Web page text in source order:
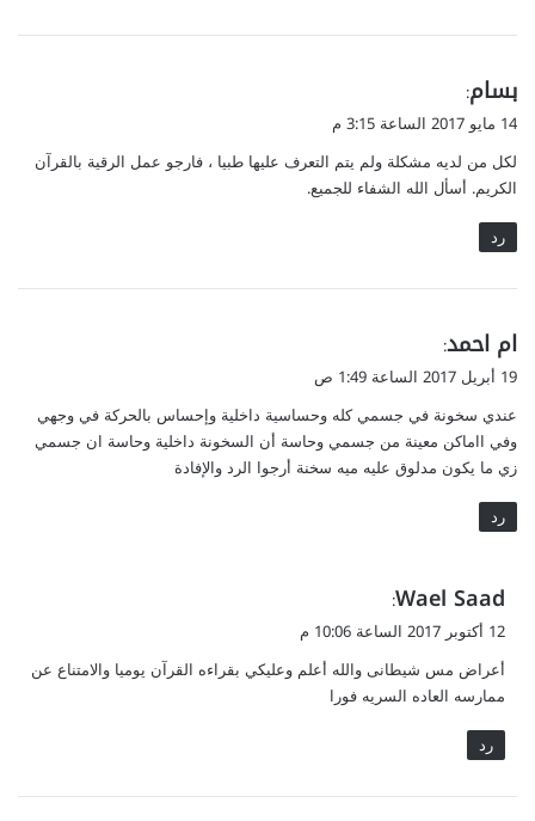
ي
ق
ل
بسام:
14 مايو 2017 الساعة 3:15 م
لكل من لديه مشكلة ولم يتم التعرف عليها طبيا ، فارجو عمل الرقية بالقرآن
الكريم. أسأل الله الشفاء للجميع.
رد
ي
ق
ل
ام احمد:
19 أبريل 2017 الساعة 1:49 ص
عندي سخونة في جسمي كله وحساسية داخلية وإحساس بالحركة في وجهي
وفي ااماكن معينة من جسمي وحاسة أن السخونة داخلية وحاسة ان جسمي
زي ما يكون مدلوق عليه ميه سخنة أرجوا الرد والإفادة
رد
ي
ق
ل
Wael Saad
:
12 أكتوبر 2017 الساعة 10:06 م
أعراض مس شيطانى والله أعلم وعليكي بقراءه القرآن يوميا والامتناع عن
ممارسه العاده السريه فورا
رد